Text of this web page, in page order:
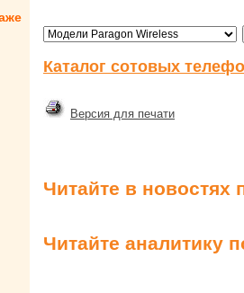
Каталог сотовых
Версия для печати
Читайте в новостях
Читайте аналитику